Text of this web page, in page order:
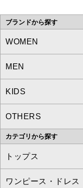
ブランドから探す
WOMEN
a.v.v
MICHEL KLEIN
MK MICHEL
OFUON le MK
MEN
a.v.v
MICHEL KLEIN
MK MICHEL
KIDS
a.v.v
OTHERS
MK MICHEL
カテゴリから探す
トップス
すべてのトップス
ワンピース・ドレス